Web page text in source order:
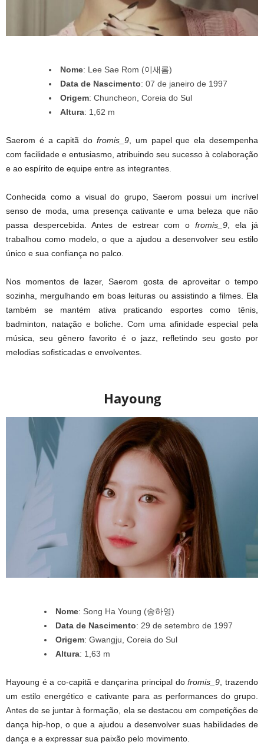
Nome: Lee Sae Rom (이새롬)
Data de Nascimento: 07 de janeiro de 1997
Origem: Chuncheon, Coreia do Sul
Altura: 1,62 m
Saerom é a capitã do fromis_9 , um papel que ela desempenha
com facilidade e entusiasmo, atribuindo seu sucesso à colaboração
e ao espírito de equipe entre as integrantes.
Conhecida como a visual do grupo, Saerom possui um incrível
senso de moda, uma presença cativante e uma beleza que não
passa despercebida. Antes de estrear com ofromis_9 , ela já
trabalhou como modelo, o que a ajudou a desenvolver seu estilo
único e sua confiança no palco.
Nos momentos de lazer, Saerom gosta de aproveitar o tempo
sozinha, mergulhando em boas leituras ou assistindo a filmes. Ela
também se mantém ativa praticando esportes como tênis,
badminton, natação e boliche. Com uma afinidade especial pela
música, seu gênero favorito é o jazz, refletindo seu gosto por
melodias sofisticadas e envolventes.
Hayoung
Nome: Song Ha Young (송하영)
Data de Nascimento: 29 de setembro de 1997
Origem: Gwangju, Coreia do Sul
Altura: 1,63 m
Hayoung é a co-capitã e dançarina principal dofromis_9 , trazendo
um estilo energético e cativante para as performances do grupo.
Antes de se juntar à formação, ela se destacou em competições de
dança hip-hop, o que a ajudou a desenvolver suas habilidades de
dança e a expressar sua paixão pelo movimento.